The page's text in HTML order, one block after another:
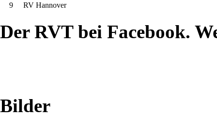
9
RV Hannover
Der RVT bei Facebook.
Bilder
sächische
erkämpfte